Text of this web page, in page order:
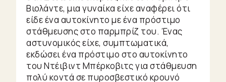
Βιολάντε, μια γυναίκα είχε αναφέρει ότι
είδε ένα αυτοκίνητο με ένα πρόστιμο
στάθμευσης στο παρμπρίζ του. Ένας
αστυνομικός είχε, συμπτωματικά,
εκδώσει ένα πρόστιμο στο αυτοκίνητο
του Ντέιβιντ Μπέρκοβιτς για στάθμευση
πολύ κοντά σε πυροσβεστικό κρουνό